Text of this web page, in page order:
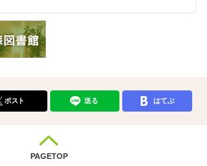
ポスト 送る はてぶ
PAGETOP